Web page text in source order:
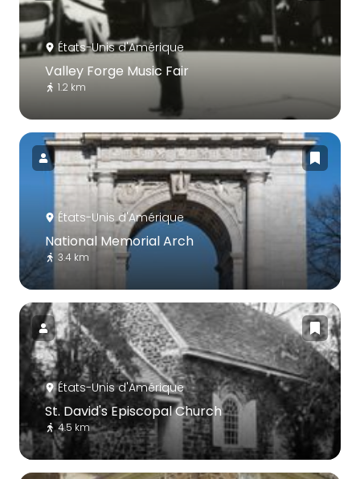
États-Unis d'Amérique
Valley Forge Music Fair
1.2 km
États-Unis d'Amérique
National Memorial Arch
3.4 km
États-Unis d'Amérique
St. David's Episcopal Church
4.5 km